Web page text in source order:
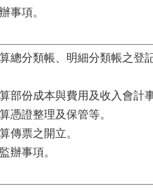
事項。
總分類帳、明細分類帳之登
部份成本與費用及收入會計
憑證整理及保管等。
傳票之開立。
辦事項。